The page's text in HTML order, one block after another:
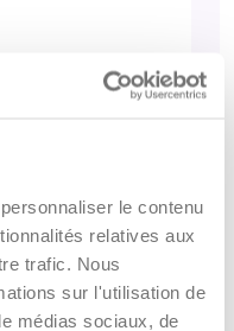
le contenu
relatives aux
trafic. Nous
sur l'utilisation de
médias sociaux, de